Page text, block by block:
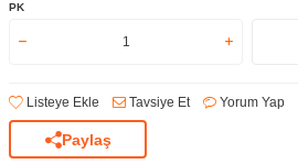
PK
Listeye Ekle Tavsiye Et Yorum Yap
Paylaş